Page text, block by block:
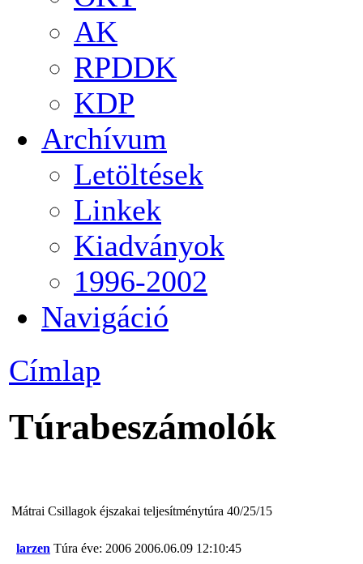
AK
RPDDK
KDP
Archívum
Letöltések
Linkek
Kiadványok
1996-2002
Navigáció
Címlap
Túrabeszámolók
Mátrai Csillagok éjszakai teljesítménytúra 40/25/15
larzen Túra éve: 2006 2006.06.09 12:10:45